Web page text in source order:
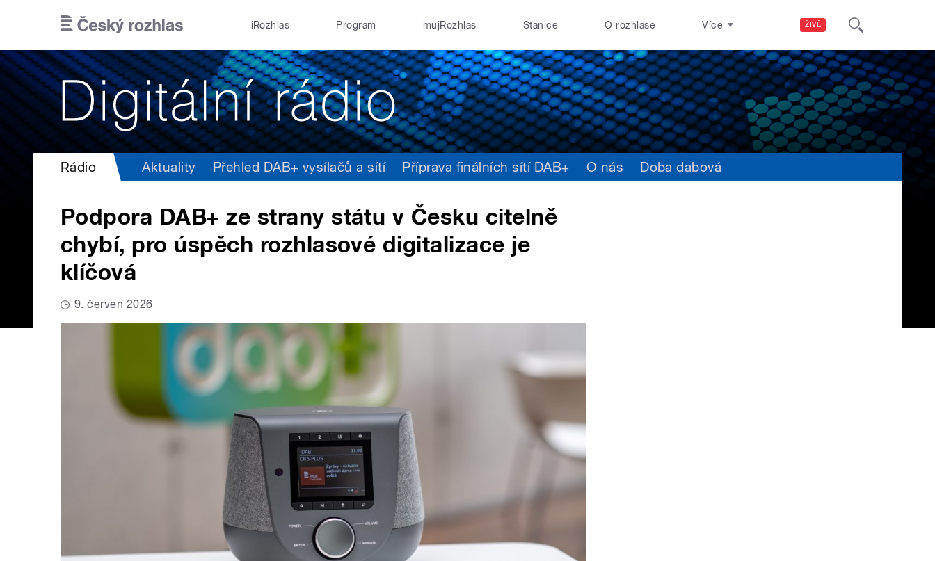
ŽIVĚ
iRozhlas Program mujRozhlas Stanice O rozhlase Více
Rádio Aktuality Přehled DAB+ vysílačů a sítí Příprava finálních sítí DAB+ O nás Doba dabová
Podpora DAB+ ze strany státu v Česku citelně
chybí, pro úspěch rozhlasové digitalizace je
klíčová
9. červen 2026